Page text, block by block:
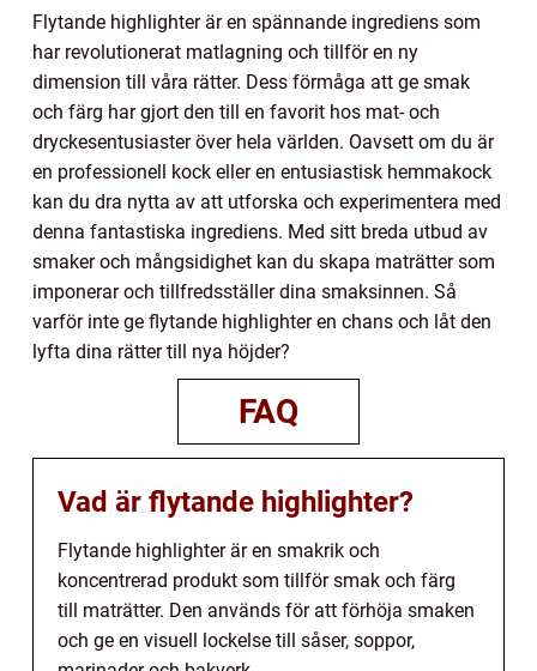
Flytande highlighter är en spännande ingrediens som
har revolutionerat matlagning och tillför en ny
dimension till våra rätter. Dess förmåga att ge smak
och färg har gjort den till en favorit hos mat- och
dryckesentusiaster över hela världen. Oavsett om du är
en professionell kock eller en entusiastisk hemmakock
kan du dra nytta av att utforska och experimentera med
denna fantastiska ingrediens. Med sitt breda utbud av
smaker och mångsidighet kan du skapa maträtter som
imponerar och tillfredsställer dina smaksinnen. Så
varför inte ge flytande highlighter en chans och låt den
lyfta dina rätter till nya höjder?
FAQ
Vad är flytande highlighter?
Flytande highlighter är en smakrik och
koncentrerad produkt som tillför smak och färg
till maträtter. Den används för att förhöja smaken
och ge en visuell lockelse till såser, soppor,